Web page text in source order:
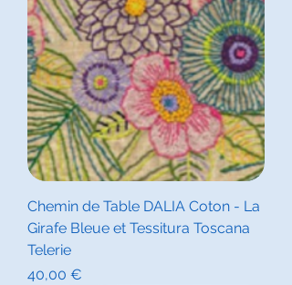
Chemin de Table DALIA Coton - La
Girafe Bleue et Tessitura Toscana
Telerie
Prix
40,00 €